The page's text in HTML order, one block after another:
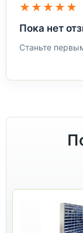
★★★★★
Пока нет
Станьте